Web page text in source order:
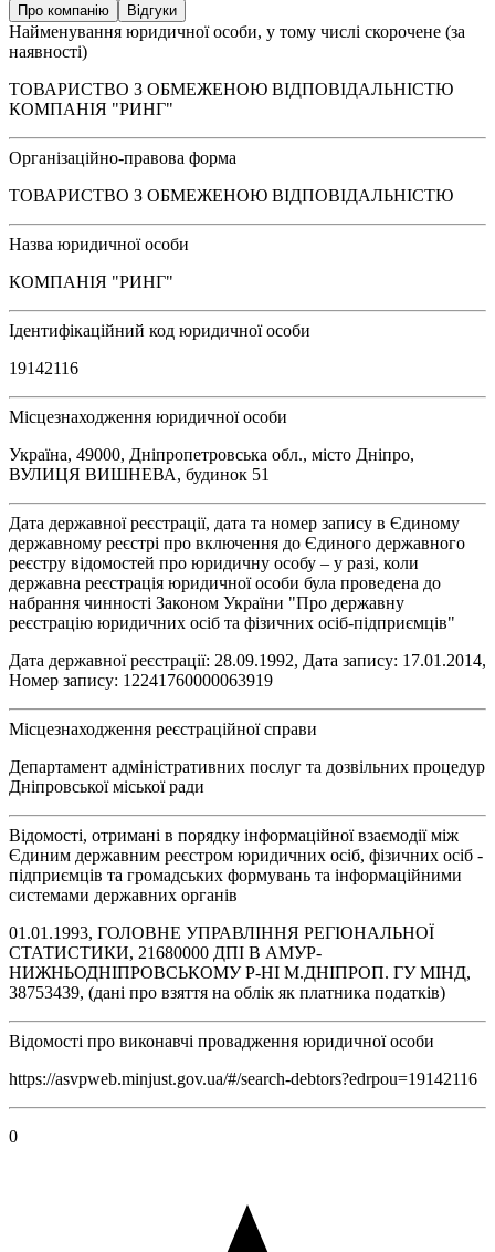
Про компанію Відгуки
Найменування юридичної особи, у тому числі скорочене (за
наявності)
ТОВАРИСТВО З ОБМЕЖЕНОЮ ВІДПОВІДАЛЬНІСТЮ
КОМПАНІЯ "РИНГ"
Організаційно-правова форма
ТОВАРИСТВО З ОБМЕЖЕНОЮ ВІДПОВІДАЛЬНІСТЮ
Назва юридичної особи
КОМПАНІЯ "РИНГ"
Ідентифікаційний код юридичної особи
19142116
Місцезнаходження юридичної особи
Україна, 49000, Дніпропетровська обл., місто Дніпро,
ВУЛИЦЯ ВИШНЕВА, будинок 51
Дата державної реєстрації, дата та номер запису в Єдиному
державному реєстрі про включення до Єдиного державного
реєстру відомостей про юридичну особу – у разі, коли
державна реєстрація юридичної особи була проведена до
набрання чинності Законом України "Про державну
реєстрацію юридичних осіб та фізичних осіб-підприємців"
Дата державної реєстрації: 28.09.1992, Дата запису: 17.01.2014,
Номер запису: 12241760000063919
Місцезнаходження реєстраційної справи
Департамент адміністративних послуг та дозвільних процедур
Дніпровської міської ради
Відомості, отримані в порядку інформаційної взаємодії між
Єдиним державним реєстром юридичних осіб, фізичних осіб -
підприємців та громадських формувань та інформаційними
системами державних органів
01.01.1993, ГОЛОВНЕ УПРАВЛІННЯ РЕГІОНАЛЬНОЇ
СТАТИСТИКИ, 21680000 ДПI В АМУР-
НИЖНЬОДНIПРОВСЬКОМУ Р-НI М.ДНIПРОП. ГУ МIНД,
38753439, (дані про взяття на облік як платника податків)
Відомості про виконавчі провадження юридичної особи
https://asvpweb.minjust.gov.ua/#/search-debtors?edrpou=19142116
0